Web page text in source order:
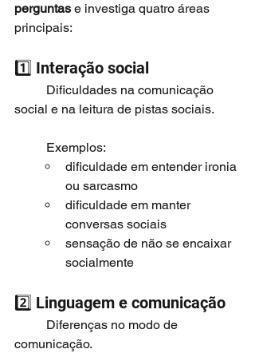
perguntas e investiga quatro áreas
principais:
1️⃣ Interação social
social e na leitura de pistas sociais.
	Exemplos:
dificuldade em entender ironia
ou sarcasmo
dificuldade em manter
conversas sociais
sensação de não se encaixar
socialmente
2️⃣ Linguagem e comunicação
comunicação.